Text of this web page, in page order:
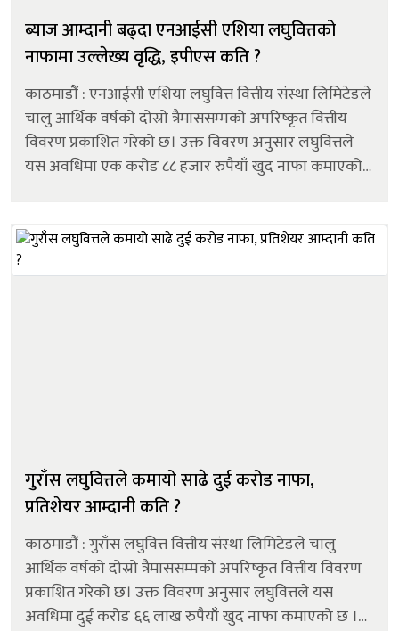
ब्याज आम्दानी बढ्दा एनआईसी एशिया लघुवित्तको
नाफामा उल्लेख्य वृद्धि, इपीएस कति ?
काठमाडौं : एनआईसी एशिया लघुवित्त वित्तीय संस्था लिमिटेडले
चालु आर्थिक वर्षको दोस्रो त्रैमाससम्मको अपरिष्कृत वित्तीय
विवरण प्रकाशित गरेको छ। उक्त विवरण अनुसार लघुवित्तले
यस अवधिमा एक करोड ८८ हजार रुपैयाँ खुद नाफा कमाएको
गुराँस लघुवित्तले कमायो साढे दुई करोड नाफा,
प्रतिशेयर आम्दानी कति ?
काठमाडौं : गुराँस लघुवित्त वित्तीय संस्था लिमिटेडले चालु
आर्थिक वर्षको दोस्रो त्रैमाससम्मको अपरिष्कृत वित्तीय विवरण
प्रकाशित गरेको छ। उक्त विवरण अनुसार लघुवित्तले यस
अवधिमा दुई करोड ६६ लाख रुपैयाँ खुद नाफा कमाएको छ ।